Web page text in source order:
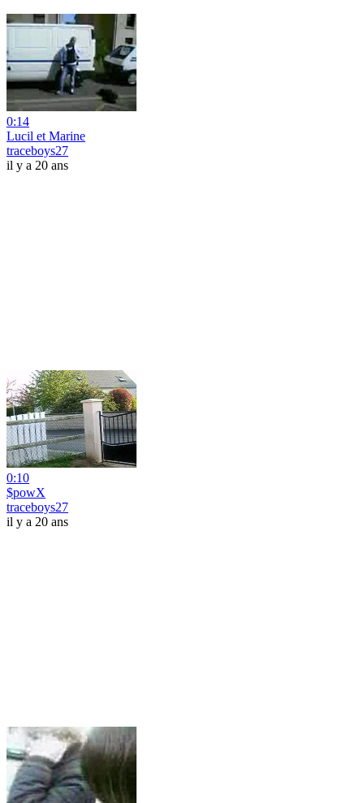
0:14
Lucil et Marine
traceboys27
il y a 20 ans
0:10
$powX
traceboys27
il y a 20 ans